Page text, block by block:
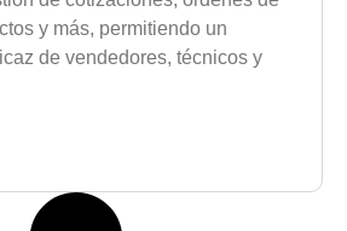
y más, permitiendo un
de vendedores, técnicos y